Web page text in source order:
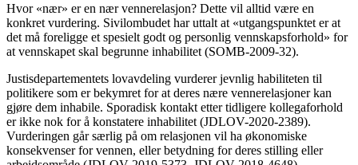
Hvor «nær» er en nær vennerelasjon? Dette vil alltid være en
konkret vurdering. Sivilombudet har uttalt at «utgangspunktet er at
det må foreligge et spesielt godt og personlig vennskapsforhold» for
at vennskapet skal begrunne inhabilitet (SOMB-2009-32).
Justisdepartementets lovavdeling vurderer jevnlig habiliteten til
politikere som er bekymret for at deres nære vennerelasjoner kan
gjøre dem inhabile. Sporadisk kontakt etter tidligere kollegaforhold
er ikke nok for å konstatere inhabilitet (JDLOV-2020-2389).
Vurderingen går særlig på om relasjonen vil ha økonomiske
konsekvenser for vennen, eller betydning for deres stilling eller